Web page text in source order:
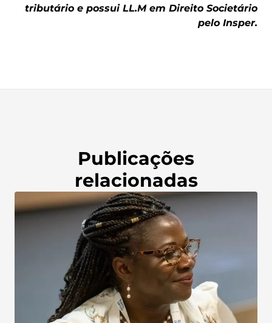
tributário e possui LL.M em Direito Societário
pelo Insper.
Publicações
relacionadas